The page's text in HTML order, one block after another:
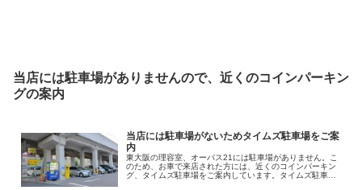
当店には駐車場がありませんので、近くのコインパーキン
グの案内
当店には駐車場がないためタイムズ駐車場をご案
内
東大阪の理容室、オーパス21には駐車場がありません。こ
のため、お車で来店された方には、近くのコインパーキン
グ、タイムズ駐車場をご案内しています。タイムズ駐車場